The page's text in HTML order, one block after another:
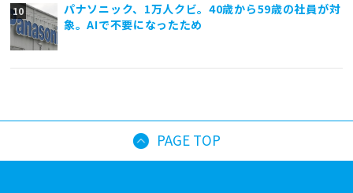
パナソニック、1万人クビ。40歳から59歳の社員が対
象。AIで不要になったため
PAGE TOP